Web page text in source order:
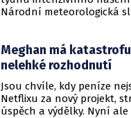
Národní meteorologická
ohniska.
Meghan má
nelehké rozhodnutí
Jsou chvíle, kdy peníze
Netflixu za nový projekt,
úspěch a výdělky. Nyní